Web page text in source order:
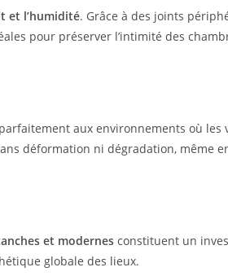
et l’humidité. Grâce à des joints
pour préserver l’intimité des
aux environnements où les
déformation ni dégradation, même
et modernes constituent un
globale des lieux.